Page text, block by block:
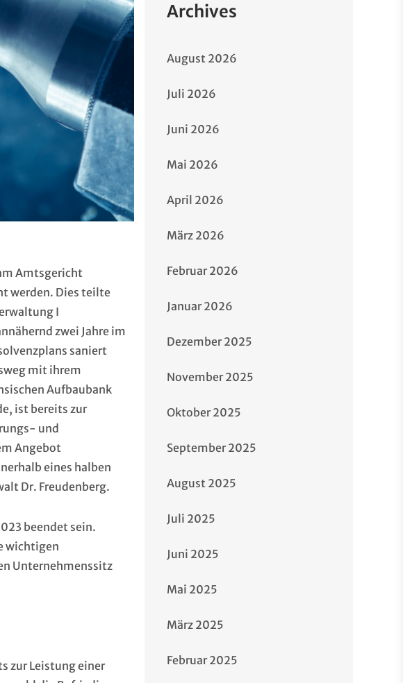
Amtsgericht
werden. Dies teilte
I
zwei Jahre im
saniert
mit ihrem
Aufbaubank
ist bereits zur
und
Angebot
eines halben
Dr. Freudenberg.
beendet sein.
wichtigen
Unternehmenssitz
zur Leistung einer
Archives
August 2026
Juli 2026
Juni 2026
Mai 2026
April 2026
März 2026
Februar 2026
Januar 2026
Dezember 2025
November 2025
Oktober 2025
September 2025
August 2025
Juli 2025
Juni 2025
Mai 2025
März 2025
Februar 2025